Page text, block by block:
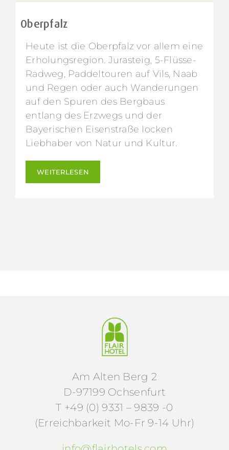
Oberpfalz
Heute ist die Oberpfalz vor allem eine
Erholungsregion. Jurasteig, 5-Flüsse-
Radweg, Paddeltouren auf Vils, Naab
und Regen oder auch Wanderungen
auf den Spuren des Bergbaus
entlang des Erzwegs und der
Bayerischen Eisenstraße locken
Liebhaber von Natur und Kultur.
WEITERLESEN
Am Alten Berg 2
D-97199 Ochsenfurt
T +49 (0) 9331 – 9839 -0
(Erreichbarkeit Mo-Fr 9-14 Uhr)